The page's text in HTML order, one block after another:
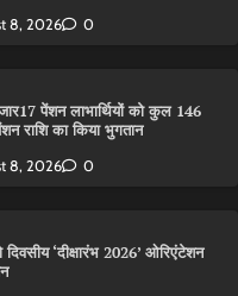
8, 2026 0
पेंशन लाभार्थियों को कुल 146
राशि का किया भुगतान
8, 2026 0
दिवसीय ‘दीक्षारंभ 2026’ ओरिएंटेशन